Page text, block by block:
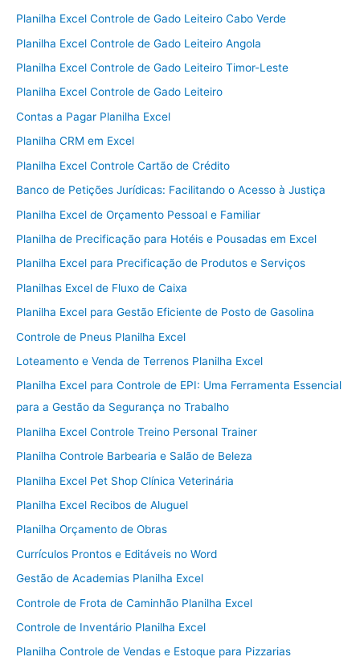
Planilha Excel Controle de Gado Leiteiro Cabo Verde
Planilha Excel Controle de Gado Leiteiro Angola
Planilha Excel Controle de Gado Leiteiro Timor-Leste
Planilha Excel Controle de Gado Leiteiro
Contas a Pagar Planilha Excel
Planilha CRM em Excel
Planilha Excel Controle Cartão de Crédito
Banco de Petições Jurídicas: Facilitando o Acesso à Justiça
Planilha Excel de Orçamento Pessoal e Familiar
Planilha de Precificação para Hotéis e Pousadas em Excel
Planilha Excel para Precificação de Produtos e Serviços
Planilhas Excel de Fluxo de Caixa
Planilha Excel para Gestão Eficiente de Posto de Gasolina
Controle de Pneus Planilha Excel
Loteamento e Venda de Terrenos Planilha Excel
Planilha Excel para Controle de EPI: Uma Ferramenta Essencial
para a Gestão da Segurança no Trabalho
Planilha Excel Controle Treino Personal Trainer
Planilha Controle Barbearia e Salão de Beleza
Planilha Excel Pet Shop Clínica Veterinária
Planilha Excel Recibos de Aluguel
Planilha Orçamento de Obras
Currículos Prontos e Editáveis no Word
Gestão de Academias Planilha Excel
Controle de Frota de Caminhão Planilha Excel
Controle de Inventário Planilha Excel
Planilha Controle de Vendas e Estoque para Pizzarias